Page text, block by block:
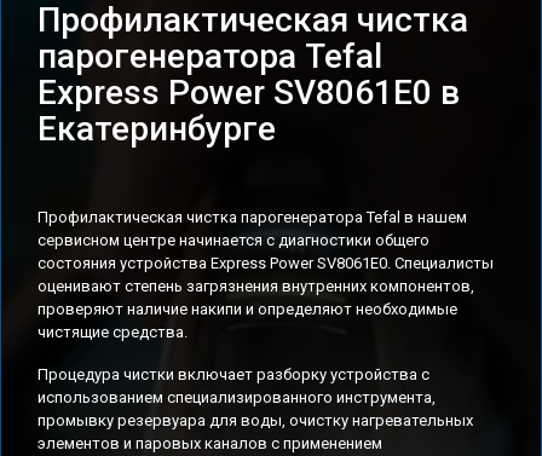
Профилактическая чистка
парогенератора Tefal
Express Power SV8061E0 в
Екатеринбурге
Профилактическая чистка парогенератора Tefal в нашем
сервисном центре начинается с диагностики общего
состояния устройства Express Power SV8061E0. Специалисты
оценивают степень загрязнения внутренних компонентов,
проверяют наличие накипи и определяют необходимые
чистящие средства.
Процедура чистки включает разборку устройства с
использованием специализированного инструмента,
промывку резервуара для воды, очистку нагревательных
элементов и паровых каналов с применением